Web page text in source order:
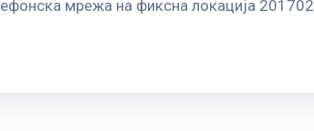
мрежа на фиксна локација